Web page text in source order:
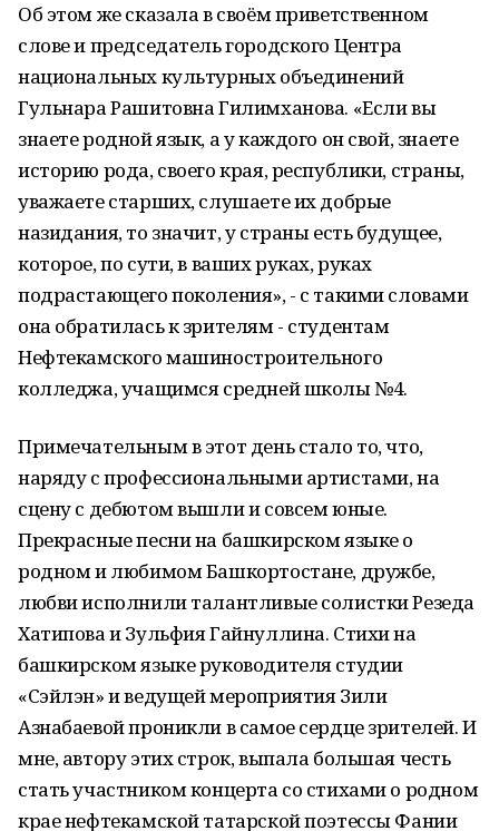
Об этом же сказала в своём приветственном
слове и председатель городского Центра
национальных культурных объединений
Гульнара Рашитовна Гилимханова. «Если вы
знаете родной язык, а у каждого он свой, знаете
историю рода, своего края, республики, страны,
уважаете старших, слушаете их добрые
назидания, то значит, у страны есть будущее,
которое, по сути, в ваших руках, руках
подрастающего поколения», - с такими словами
она обратилась к зрителям - студентам
Нефтекамского машиностроительного
колледжа, учащимся средней школы №4.
Примечательным в этот день стало то, что,
наряду с профессиональными артистами, на
сцену с дебютом вышли и совсем юные.
Прекрасные песни на башкирском языке о
родном и любимом Башкортостане, дружбе,
любви исполнили талантливые солистки Резеда
Хатипова и Зульфия Гайнуллина. Стихи на
башкирском языке руководителя студии
«Сэйлэн» и ведущей мероприятия Зили
Азнабаевой проникли в самое сердце зрителей. И
мне, автору этих строк, выпала большая честь
стать участником концерта со стихами о родном
крае нефтекамской татарской поэтессы Фании